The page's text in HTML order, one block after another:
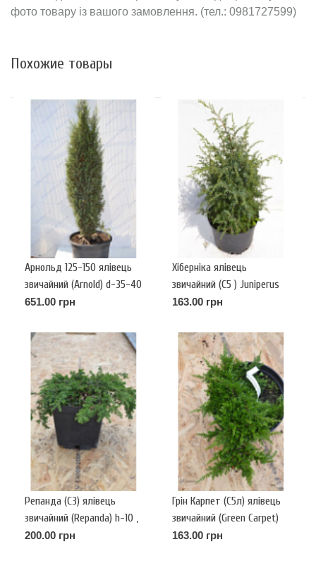
фото товару із вашого замовлення. (тел.: 0981727599)
Похожие товары
Арнольд 125-150 ялівець
звичайний (Arnold) d-35-40
651.00 грн
Хіберніка ялівець
звичайний (С5 ) Juniperus
communis Hibernica.
163.00 грн
Репанда (С3) ялівець
звичайний (Repanda) h-10 ,
d- 30
200.00 грн
Грін Карпет (С5л) ялівець
звичайний (Green Carpet)
h-5-7, d-40
163.00 грн